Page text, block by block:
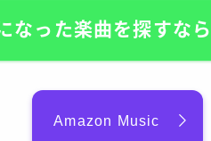
なった楽曲を探すな
Amazon Music